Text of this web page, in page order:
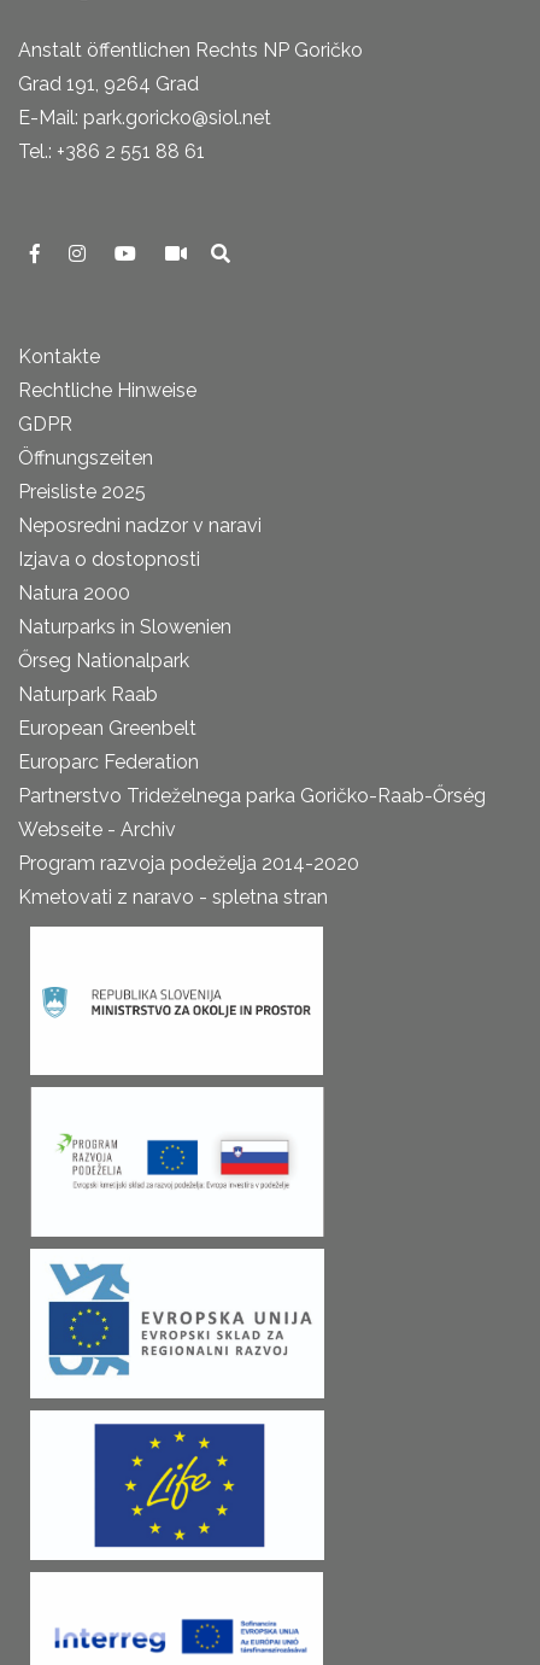
Anstalt öffentlichen Rechts NP Goričko
Grad 191, 9264 Grad
E-Mail: park.goricko@siol.net
Tel.: +386 2 551 88 61
Kontakte
Rechtliche Hinweise
GDPR
Öffnungszeiten
Preisliste 2025
Neposredni nadzor v naravi
Izjava o dostopnosti
Natura 2000
Naturparks in Slowenien
Őrseg Nationalpark
Naturpark Raab
European Greenbelt
Europarc Federation
Partnerstvo Trideželnega parka Goričko-Raab-Őrség
Webseite - Archiv
Program razvoja podeželja 2014-2020
Kmetovati z naravo - spletna stran